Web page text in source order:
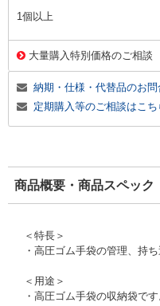
1個以上
大量購入特別価格のご相談
納期・仕様・代替品のお問
定期購入等のご相談はこち
商品概要・商品スペック
＜特長＞
・高圧ゴム手袋の管理、持ち
＜用途＞
・高圧ゴム手袋の収納袋です